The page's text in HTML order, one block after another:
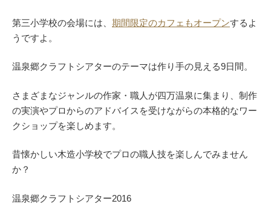
第三小学校の会場には、 期間限定のカフェもオープンするよ
うですよ。
温泉郷クラフトシアターのテーマは作り手の見える9日間。
さまざまなジャンルの作家・職人が四万温泉に集まり、制作
の実演やプロからのアドバイスを受けながらの本格的なワー
クショップを楽しめます。
昔懐かしい木造小学校でプロの職人技を楽しんでみません
か？
温泉郷クラフトシアター2016